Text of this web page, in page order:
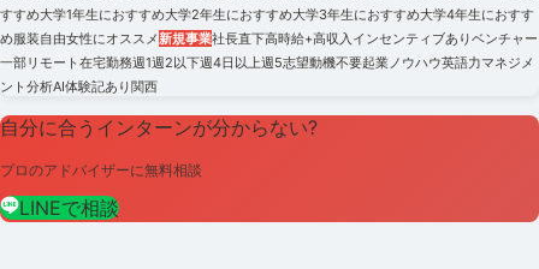
すすめ大学1年生におすすめ大学2年生におすすめ大学3年生におすすめ大学4年生におすす
め服装自由女性にオススメ新規事業社長直下高時給+高収入 インセンティブありベンチャー
一部リモート在宅勤務週1週2以下週4日以上週5志望動機不要起業ノウハウ英語力マネジメ
ント分析AI体験記あり関西
自分に合うインターンが分からない?
プロのアドバイザーに無料相談
LINEで相談